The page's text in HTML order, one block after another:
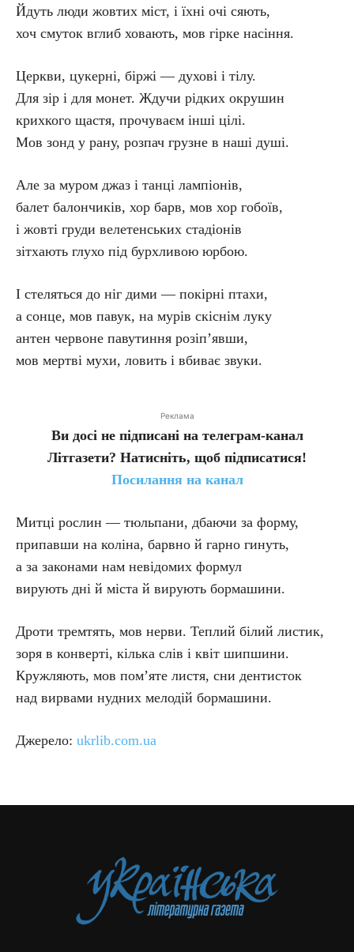
Йдуть люди жовтих міст, і їхні очі сяють,
хоч смуток вглиб ховають, мов гірке насіння.
Церкви, цукерні, біржі — духові і тілу.
Для зір і для монет. Ждучи рідких окрушин
крихкого щастя, прочуваєм інші цілі.
Мов зонд у рану, розпач грузне в наші душі.
Але за муром джаз і танці лампіонів,
балет балончиків, хор барв, мов хор гобоїв,
і жовті груди велетенських стадіонів
зітхають глухо під бурхливою юрбою.
І стеляться до ніг дими — покірні птахи,
а сонце, мов павук, на мурів скіснім луку
антен червоне павутиння розіп’явши,
мов мертві мухи, ловить і вбиває звуки.
Реклама
Ви досі не підписані на телеграм-канал
Літгазети? Натисніть, щоб підписатися!
Посилання на канал
Митці рослин — тюльпани, дбаючи за форму,
припавши на коліна, барвно й гарно гинуть,
а за законами нам невідомих формул
вирують дні й міста й вирують бормашини.
Дроти тремтять, мов нерви. Теплий білий листик,
зоря в конверті, кілька слів і квіт шипшини.
Кружляють, мов пом’яте листя, сни дентисток
над вирвами нудних мелодій бормашини.
Джерело: ukrlib.com.ua